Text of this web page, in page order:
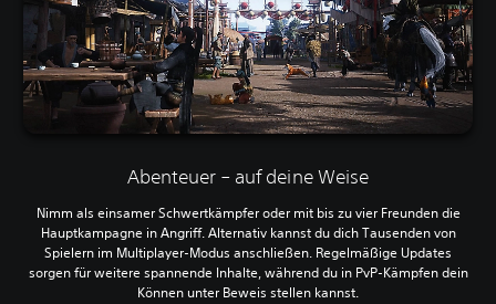
Abenteuer – auf deine Weise
Nimm als einsamer Schwertkämpfer oder mit bis zu vier Freunden die
Hauptkampagne in Angriff. Alternativ kannst du dich Tausenden von
Spielern im Multiplayer-Modus anschließen. Regelmäßige Updates
sorgen für weitere spannende Inhalte, während du in PvP-Kämpfen dein
Können unter Beweis stellen kannst.